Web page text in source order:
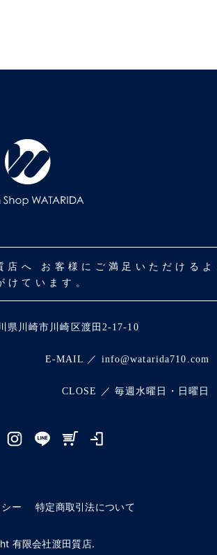
へ お客様にご満足いただけるよ
けています。
県川崎市川崎区渡田2-17-10
E-MAIL ／ info@watarida710.com
CLOSE ／ 毎週水曜日・日曜日
ー 特定商取引法について
有限会社渡田質店.